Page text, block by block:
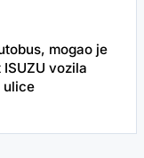
mogao je
vozila
ulice